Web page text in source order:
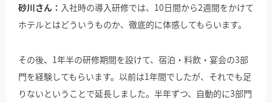
砂川さん： 入社時の導入研修では、10日間から2週間をかけて
ホテルとはどういうものか、徹底的に体感してもらいます。
その後、1年半の研修期間を設けて、宿泊・料飲・宴会の3部
門を経験してもらいます。以前は1年間でしたが、それでも足
りないということで延長しました。半年ずつ、自動的に3部門